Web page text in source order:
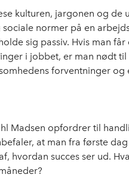
kulturen, jargonen og de
normer på en
sig passiv. Hvis man får
i jobbet, er man nødt
forventninger og
Madsen opfordrer til
at man fra første
hvordan succes ser ud.